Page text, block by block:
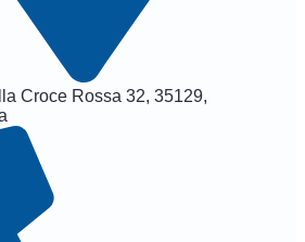
Croce Rossa 32, 35129,